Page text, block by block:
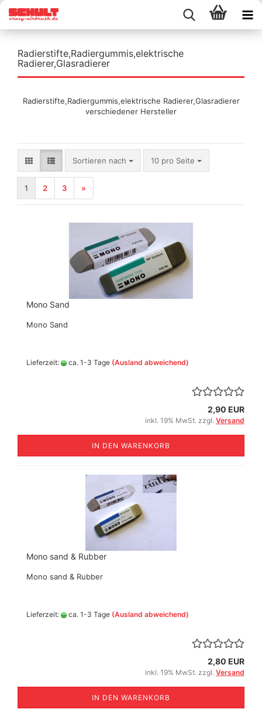
Radierstifte,Radiergummis,elektrische
Radierer,Glasradierer
Radierstifte,Radiergummis,elektrische Radierer,Glasradierer
verschiedener Hersteller
Sortieren nach
Sortieren nach 10 pro Seite
pro Seite
1 2 3 »
Mono Sand
Mono Sand
Lieferzeit: ca. 1-3 Tage (Ausland abweichend)
2,90 EUR
inkl. 19% MwSt. zzgl. Versand
IN DEN WARENKORB
Mono sand & Rubber
Mono sand & Rubber
Lieferzeit: ca. 1-3 Tage (Ausland abweichend)
2,80 EUR
inkl. 19% MwSt. zzgl. Versand
IN DEN WARENKORB